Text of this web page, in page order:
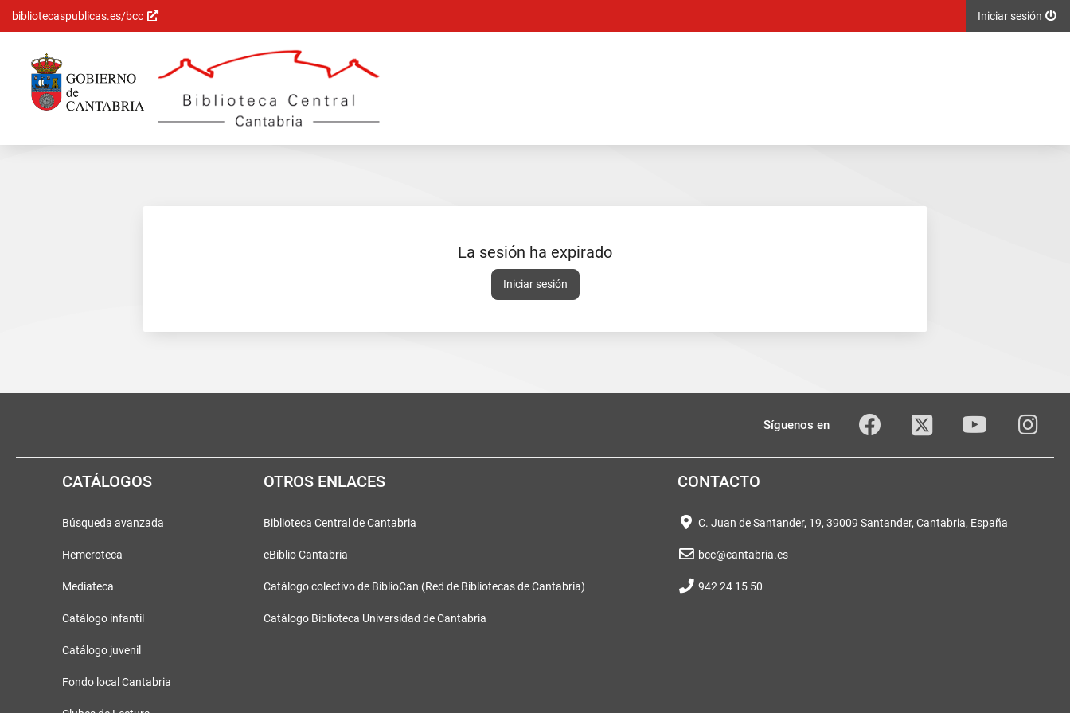
Saltar al
principal
bibliotecaspublicas.es/bcc Iniciar sesión
Sesión
expirada
La sesión ha expirado
Iniciar sesión
Síguenos en Facebook Twitter youTube
CATÁLOGOS
Búsqueda avanzada
Hemeroteca
Mediateca
Catálogo infantil
Catálogo juvenil
Fondo local Cantabria
OTROS ENLACES
Biblioteca Central de Cantabria
eBiblio Cantabria
Catálogo colectivo de BiblioCan (Red de Bibliotecas de Cantabria)
Catálogo Biblioteca Universidad de Cantabria
CONTACTO
C. Juan de Santander, 19, 39009 Santander, Cantabria, España
bcc@cantabria.es
942 24 15 50